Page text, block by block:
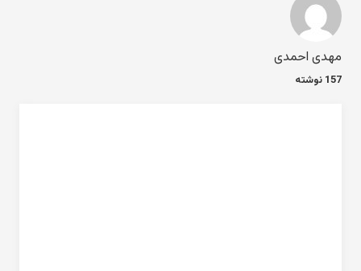
مهدی احمدی
157 نوشته